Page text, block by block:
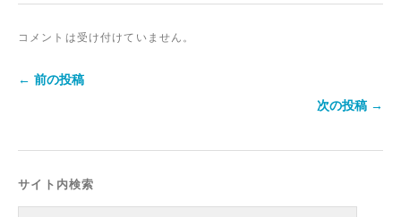
コメントは受け付けていません。
← 前の投稿
次の投稿 →
サイト内検索